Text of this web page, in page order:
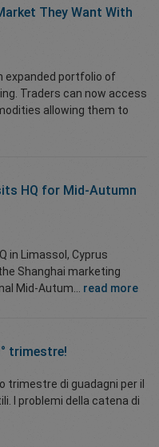
They Want With
expanded portfolio of
Traders can now access
allowing them to
HQ for Mid-Autumn
in Limassol, Cyprus
Shanghai marketing
Mid-Autum... read more
trimestre!
trimestre di guadagni per il
I problemi della catena di